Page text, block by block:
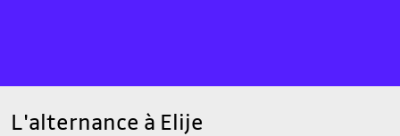
L'alternance à Elije